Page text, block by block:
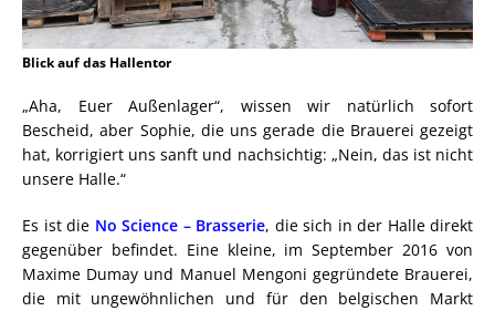
Blick auf das Hallentor
„Aha, Euer Außenlager“, wissen wir natürlich sofort
Bescheid, aber Sophie, die uns gerade die Brauerei gezeigt
hat, korrigiert uns sanft und nachsichtig: „Nein, das ist nicht
unsere Halle.“
Es ist die No Science – Brasserie, die sich in der Halle direkt
gegenüber befindet. Eine kleine, im September 2016 von
Maxime Dumay und Manuel Mengoni gegründete Brauerei,
die mit ungewöhnlichen und für den belgischen Markt